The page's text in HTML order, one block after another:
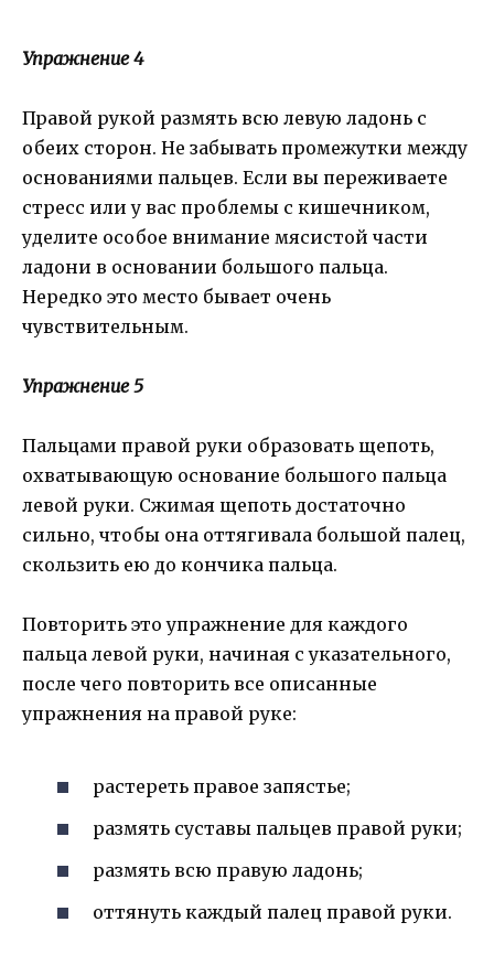
Упражнение 4
Правой рукой размять всю левую ладонь с
обеих сторон. Не забывать промежутки между
основаниями пальцев. Если вы переживаете
стресс или у вас проблемы с кишечником,
уделите особое внимание мясистой части
ладони в основании большого пальца.
Нередко это место бывает очень
чувствительным.
Упражнение 5
Пальцами правой руки образовать щепоть,
охватывающую основание большого пальца
левой руки. Сжимая щепоть достаточно
сильно, чтобы она оттягивала большой палец,
скользить ею до кончика пальца.
Повторить это упражнение для каждого
пальца левой руки, начиная с указательного,
после чего повторить все описанные
упражнения на правой руке:
растереть правое запястье;
размять суставы пальцев правой руки;
размять всю правую ладонь;
оттянуть каждый палец правой руки.